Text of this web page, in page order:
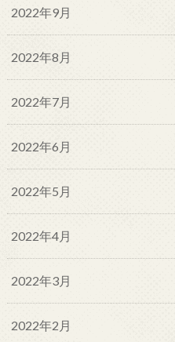
2022年9月
2022年8月
2022年7月
2022年6月
2022年5月
2022年4月
2022年3月
2022年2月